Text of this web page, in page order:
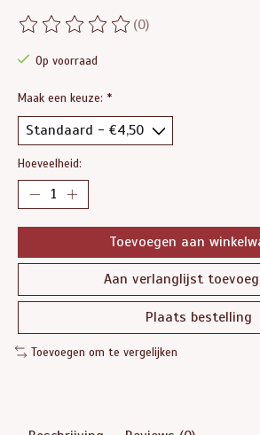
De beoordeling van dit product is
(0)
Op voorraad
Maak een keuze: *
Hoeveelheid:
Toevoegen aan
Aan verlanglijst
Plaats bestelling
Toevoegen om te vergelijken